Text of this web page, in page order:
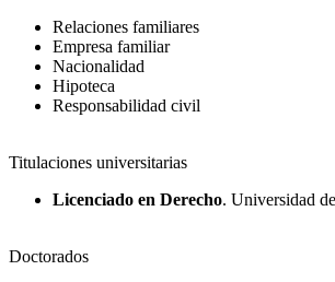
Relaciones familiares
Empresa familiar
Nacionalidad
Hipoteca
Responsabilidad civil
Titulaciones universitarias
Licenciado en Derecho. Universidad
Doctorados